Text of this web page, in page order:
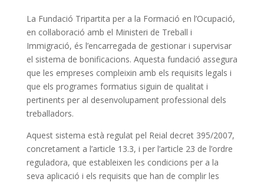
La Fundació Tripartita per a la Formació en l’Ocupació,
en col·laboració amb el Ministeri de Treball i
Immigració, és l’encarregada de gestionar i supervisar
el sistema de bonificacions. Aquesta fundació assegura
que les empreses compleixin amb els requisits legals i
que els programes formatius siguin de qualitat i
pertinents per al desenvolupament professional dels
treballadors.
Aquest sistema està regulat pel Reial decret 395/2007,
concretament a l’article 13.3, i per l’article 23 de l’ordre
reguladora, que estableixen les condicions per a la
seva aplicació i els requisits que han de complir les